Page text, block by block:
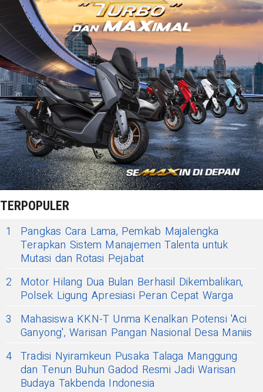
TERPOPULER
1
Pangkas Cara Lama, Pemkab Majalengka
Terapkan Sistem Manajemen Talenta untuk
Mutasi dan Rotasi Pejabat
2
Motor Hilang Dua Bulan Berhasil Dikembalikan,
Polsek Ligung Apresiasi Peran Cepat Warga
3
Mahasiswa KKN-T Unma Kenalkan Potensi 'Aci
Ganyong', Warisan Pangan Nasional Desa Maniis
4 Tradisi Nyiramkeun Pusaka Talaga Manggung
dan Tenun Buhun Gadod Resmi Jadi Warisan
Budaya Takbenda Indonesia